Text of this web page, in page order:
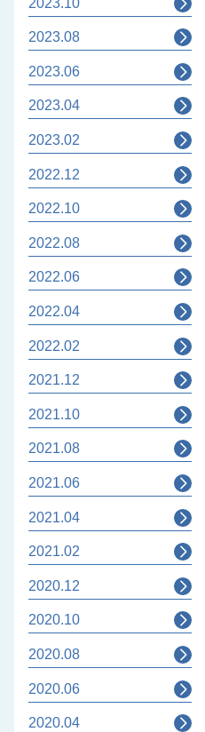
2023.08
2023.06
2023.04
2023.02
2022.12
2022.10
2022.08
2022.06
2022.04
2022.02
2021.12
2021.10
2021.08
2021.06
2021.04
2021.02
2020.12
2020.10
2020.08
2020.06
2020.04